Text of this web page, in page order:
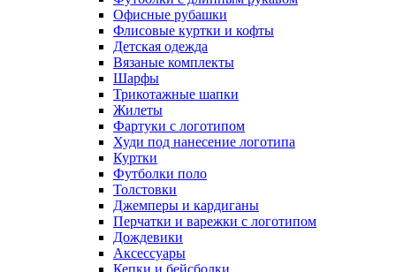
Офисные рубашки
Флисовые куртки и кофты
Детская одежда
Вязаные комплекты
Шарфы
Трикотажные шапки
Жилеты
Фартуки с логотипом
Худи под нанесение логотипа
Куртки
Футболки поло
Толстовки
Джемперы и кардиганы
Перчатки и варежки с логотипом
Дождевики
Аксессуары
Кепки и бейсболки